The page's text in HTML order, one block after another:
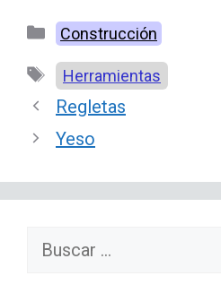
Categorías
Construcción
Etiquetas
Herramientas
Regletas
Yeso
Buscar: